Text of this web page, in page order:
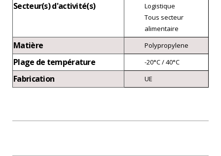
Secteur(s) d'activité(s)
Logistique
Tous secteur
alimentaire
Matière Polypropylene
Plage de température -20°C / 40°C
Fabrication UE